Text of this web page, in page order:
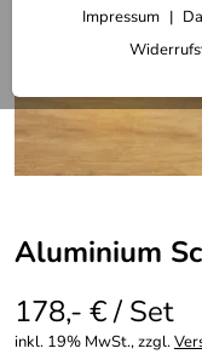
Impressum
Aluminium
178,- € / Set
inkl. 19% MwSt., zzgl.